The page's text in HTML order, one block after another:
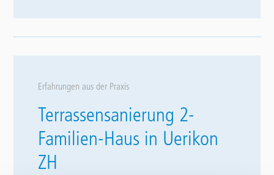
Erfahrungen aus der Praxis
Terrassensanierung 2-
Familien-Haus in Uerikon
ZH